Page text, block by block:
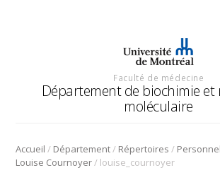
Faculté de médecine
Département de biochimie et
moléculaire
Accueil / Département/ Répertoires /
Louise Cournoyer/ louise_cournoyer